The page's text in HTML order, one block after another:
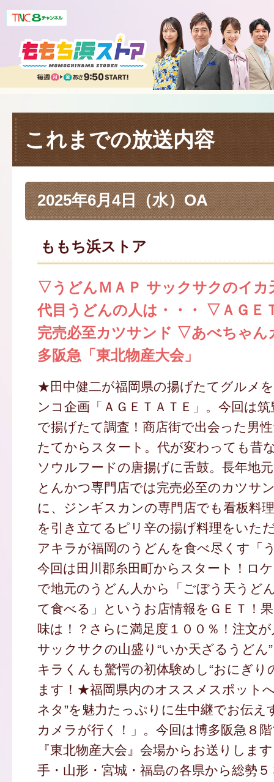
これまでの放送内容
2025年6月4日（水）OA
ももち浜ストア
▽うどんＭＡＰ サックサクのイカ
代目うどんの人は・・・ ▽ＡＧＥ
完売必至カツサンド ▽あべちゃん
多阪急「東北物産大会」
★田中健二が福岡県の揚げたてグルメ
ンコ企画「ＡＧＥＴＡＴＥ」。今回は
で揚げたて調査！商店街で出会った男
たてからスタート。代が変わっても昔
ソウルフードの唐揚げに舌鼓。長年地
とんかつ専門店では完売必至のカツサ
に、ジンギスカンの専門店でも看板料
を引き立てるピリ辛の揚げ料理をいた
アキラが福岡のうどんを食べ尽くす「
今回は田川郡糸田町からスタート！ロ
で地元のうどん人から「ごぼう天うど
て食べる」というお店情報をＧＥＴ！
味は！？さらに満足度１００％！注文
サックサクの山盛り“いか天ざるうどん
キラくんも驚愕の初体験めし“おにぎり
ます！★福岡県内のオススメスポット
ネタ”を魅力たっぷりに生中継でお伝え
カメラが行く！」。今回は博多阪急８
『東北物産大会』会場からお送りしま
手・山形・宮城・福島の各県から総勢